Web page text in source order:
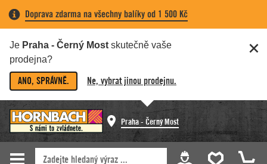
Doprava zdarma na všechny balíky od 1 500 Kč
Je Praha - Černý Most skutečně vaše
prodejna?
ANO, SPRÁVNĚ. Ne, vybrat jinou prodejnu.
Praha - Černý Most